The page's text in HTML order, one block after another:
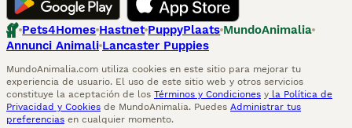
Pets4Homes Hastnet PuppyPlaats MundoAnimalia
Annunci Animali Lancaster Puppies
MundoAnimalia.com utiliza cookies en este sitio para mejorar tu
experiencia de usuario. El uso de este sitio web y otros servicios
constituye la aceptación de los Términos y Condiciones y la Política de
Privacidad y Cookies de MundoAnimalia. Puedes Administrar tus
preferencias en cualquier momento.